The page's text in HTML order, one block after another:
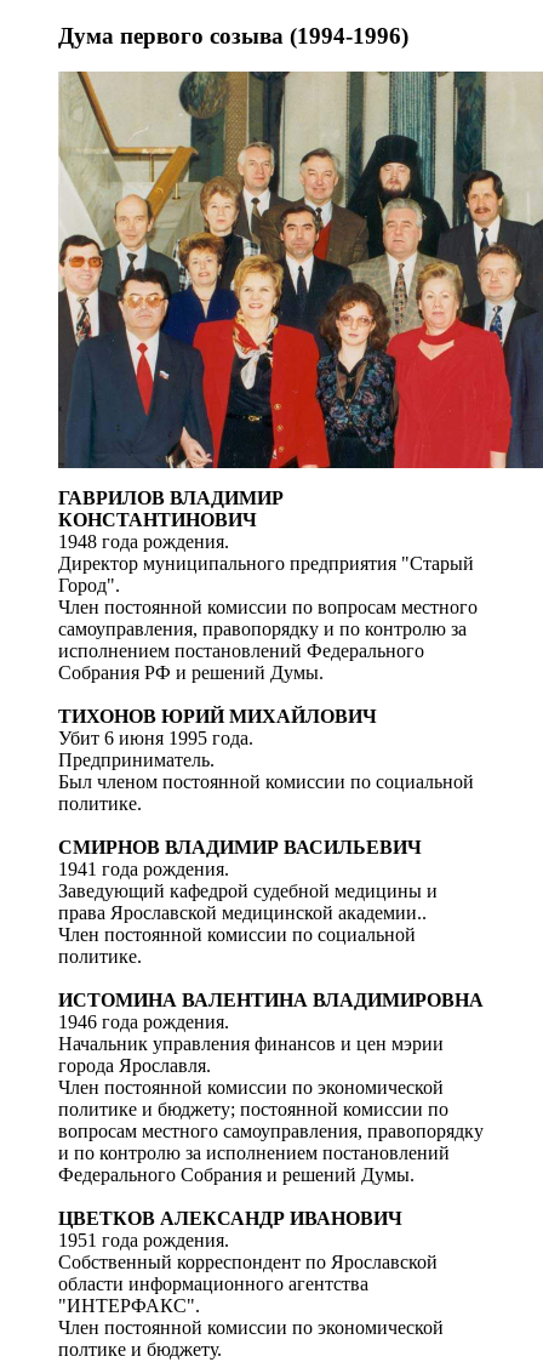
Дума первого созыва (1994-1996)
ГАВРИЛОВ ВЛАДИМИР
КОНСТАНТИНОВИЧ
1948 года рождения.
Директор муниципального предприятия "Старый
Город".
Член постоянной комиссии по вопросам местного
самоуправления, правопорядку и по контролю за
исполнением постановлений Федерального
Собрания РФ и решений Думы.
ТИХОНОВ ЮРИЙ МИХАЙЛОВИЧ
Убит 6 июня 1995 года.
Предприниматель.
Был членом постоянной комиссии по социальной
политике.
СМИРНОВ ВЛАДИМИР ВАСИЛЬЕВИЧ
1941 года рождения.
Заведующий кафедрой судебной медицины и
права Ярославской медицинской академии..
Член постоянной комиссии по социальной
политике.
ИСТОМИНА ВАЛЕНТИНА ВЛАДИМИРОВНА
1946 года рождения.
Начальник управления финансов и цен мэрии
города Ярославля.
Член постоянной комиссии по экономической
политике и бюджету; постоянной комиссии по
вопросам местного самоуправления, правопорядку
и по контролю за исполнением постановлений
Федерального Собрания и решений Думы.
ЦВЕТКОВ АЛЕКСАНДР ИВАНОВИЧ
1951 года рождения.
Собственный корреспондент по Ярославской
области информационного агентства
"ИНТЕРФАКС".
Член постоянной комиссии по экономической
полтике и бюджету.